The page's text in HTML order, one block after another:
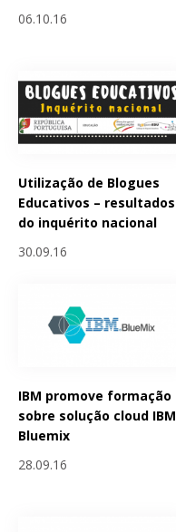
06.10.16
Utilização de Blogues
Educativos – resultados
do inquérito nacional
30.09.16
IBM promove formação
sobre solução cloud IBM
Bluemix
28.09.16